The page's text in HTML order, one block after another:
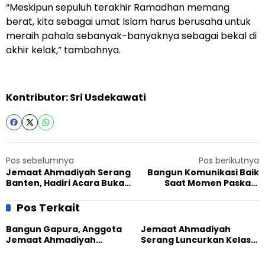
“Meskipun sepuluh terakhir Ramadhan memang
berat, kita sebagai umat Islam harus berusaha untuk
meraih pahala sebanyak-banyaknya sebagai bekal di
akhir kelak,” tambahnya.
Kontributor: Sri Usdekawati
Pos sebelumnya
Jemaat Ahmadiyah Serang
Banten, Hadiri Acara Buka
Berbagi Takjil
Pos berikutnya
Bangun Komunikasi Baik
Saat Momen Paskah,
Bersilaturahmi kepada
Pos Terkait
Bangun Gapura, Anggota
Jemaat Ahmadiyah
Jemaat Ahmadiyah
Serang Luncurkan Kelas